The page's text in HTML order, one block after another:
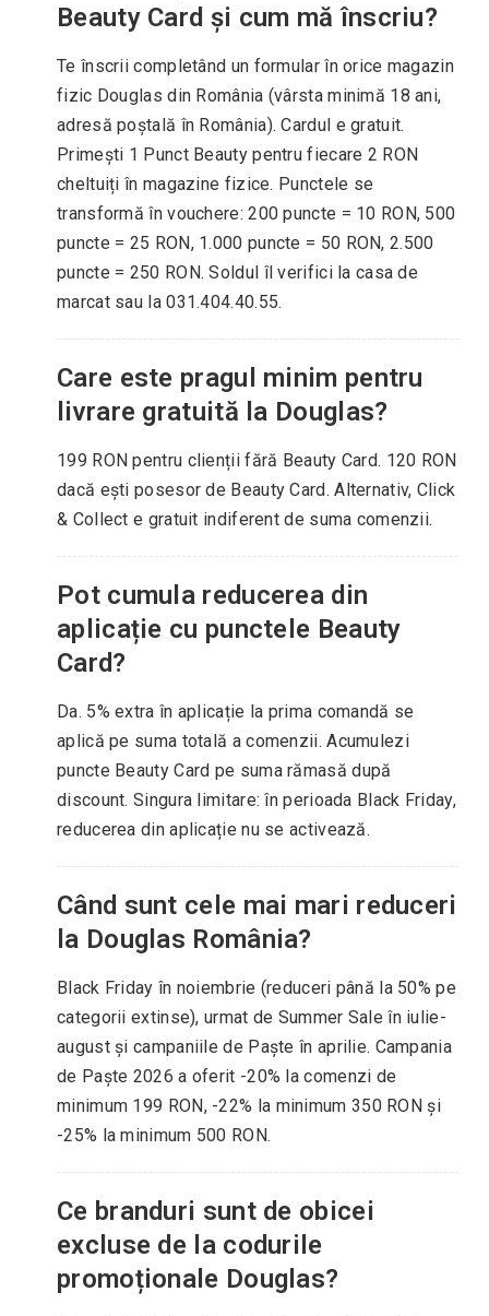
Beauty Card și cum mă înscriu?
Te înscrii completând un formular în orice magazin
fizic Douglas din România (vârsta minimă 18 ani,
adresă poștală în România). Cardul e gratuit.
Primești 1 Punct Beauty pentru fiecare 2 RON
cheltuiți în magazine fizice. Punctele se
transformă în vouchere: 200 puncte = 10 RON, 500
puncte = 25 RON, 1.000 puncte = 50 RON, 2.500
puncte = 250 RON. Soldul îl verifici la casa de
marcat sau la 031.404.40.55.
Care este pragul minim pentru
livrare gratuită la Douglas?
199 RON pentru clienții fără Beauty Card. 120 RON
dacă ești posesor de Beauty Card. Alternativ, Click
& Collect e gratuit indiferent de suma comenzii.
Pot cumula reducerea din
aplicație cu punctele Beauty
Card?
Da. 5% extra în aplicație la prima comandă se
aplică pe suma totală a comenzii. Acumulezi
puncte Beauty Card pe suma rămasă după
discount. Singura limitare: în perioada Black Friday,
reducerea din aplicație nu se activează.
Când sunt cele mai mari reduceri
la Douglas România?
Black Friday în noiembrie (reduceri până la 50% pe
categorii extinse), urmat de Summer Sale în iulie-
august și campaniile de Paște în aprilie. Campania
de Paște 2026 a oferit -20% la comenzi de
minimum 199 RON, -22% la minimum 350 RON și
-25% la minimum 500 RON.
Ce branduri sunt de obicei
excluse de la codurile
promoționale Douglas?